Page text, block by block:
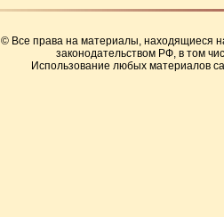
© Все права на материалы, находящиеся
законодательством РФ, в том
Использование любых материалов